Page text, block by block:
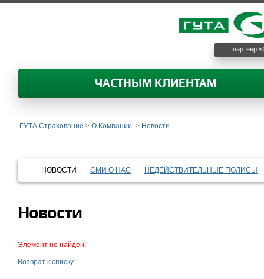
партнер
ЧАСТНЫМ КЛИЕНТАМ
ГУТА Страхование > О Компании > Новости
НОВОСТИ СМИ О НАС НЕДЕЙСТВИТЕЛЬНЫЕ ПОЛИСЫ
Новости
Элемент не найден!
Возврат к списку